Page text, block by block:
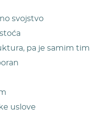
svojstvo
pa je samim tim
uslove